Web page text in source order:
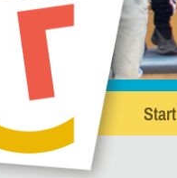
Start